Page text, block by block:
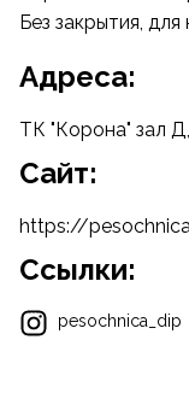
Без закрытия,
Адреса:
ТК "Корона" зал
Cайт:
https://
Ссылки:
pesochnica_dip